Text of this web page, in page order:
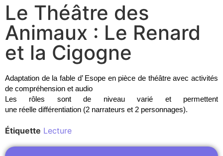
Le Théâtre des
Animaux : Le Renard
et la Cigogne
Adaptation de la fable d’ Esope en pièce de théâtre avec activités
de compréhension et audio
Les rôles sont de niveau varié et permettent
une réelle différentiation (2 narrateurs et 2 personnages).
Étiquette Lecture